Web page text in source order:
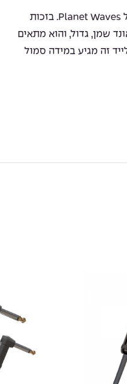
ה Chrome Slide הוא סלייד עשוי זכוכית של Planet Waves. בזכות
סאונד שמן, גדול, והוא מתאים
זה מגיע במידה סמול